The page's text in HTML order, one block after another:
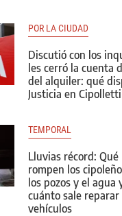
POR LA CIUDAD
Discutió con los
les cerró la cuenta
del alquiler: qué
Justicia en Cipolletti
TEMPORAL
Lluvias récord: Qué
rompen los
los pozos y el agua
cuánto sale reparar
vehículos